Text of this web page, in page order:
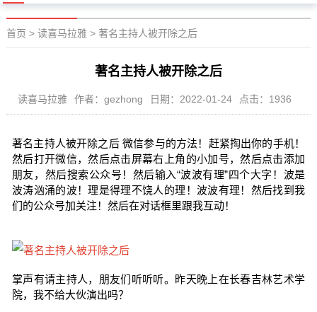
首页 > 读喜马拉雅> 著名主持人被开除之后
著名主持人被开除之后
读喜马拉雅 作者：gezhong 日期：2022-01-24 点击：1936
著名主持人被开除之后 微信参与的方法！赶紧掏出你的手机！
然后打开微信，然后点击屏幕右上角的小加号，然后点击添加
朋友，然后搜索公众号！然后输入“波波有理”四个大字！波是
波涛汹涌的波！理是得理不饶人的理！波波有理！然后找到我
们的公众号加关注！然后在对话框里跟我互动！
掌声有请主持人，朋友们听听听。昨天晚上在长春吉林艺术学
院，我不给大伙演出吗？